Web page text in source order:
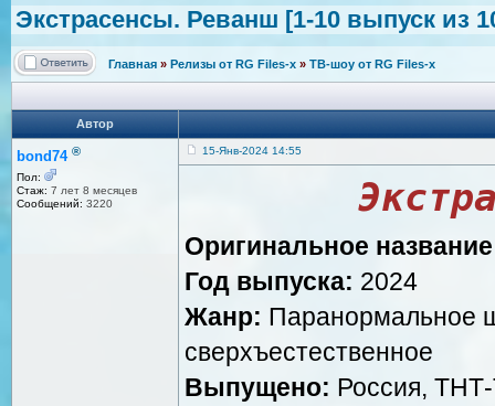
Экстрасенсы. Реванш [1-10 выпуск из
Главная » Релизы от RG Files-x » ТВ-шоу от RG Files-x
Автор
bond74 ®
Пол:
Стаж: 7 лет 8 месяцев
Сообщений: 3220
15-Янв-2024 14:55
Оригинальное
Год выпуска: 2024
Жанр: Паранормальное
сверхъестественное
Выпущено: Россия,